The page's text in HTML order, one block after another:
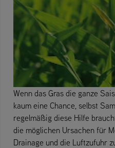
Wenn das Gras die ganze
kaum eine Chance, selbst
regelmäßig diese Hilfe
die möglichen Ursachen für
Drainage und die Luftzufuhr